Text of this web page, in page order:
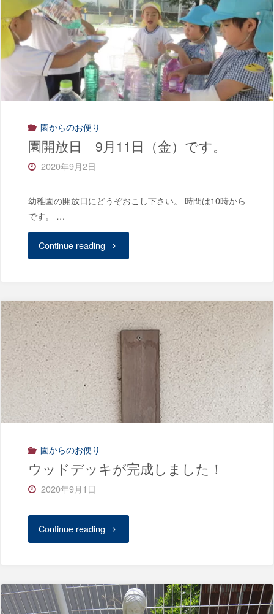
年
度
第
53
入
式
行
ま
し
た"
園からのお便り
園開放日 9月11日（金）です。
2020年9月2日
幼稚園の開放日にどうぞおこし下さい。 時間は10時から
です。 …
Continue reading"園
日
9
月
11
園からのお便り
ウッドデッキが完成しました！
2020年9月1日
Continue reading"ウ
デ